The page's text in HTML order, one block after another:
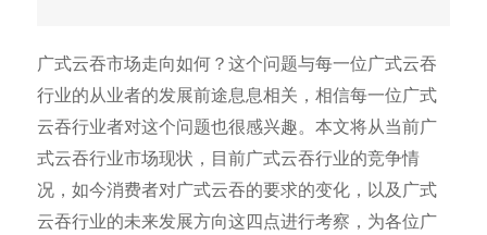
广式云吞市场走向如何？这个问题与每一位广式云吞
行业的从业者的发展前途息息相关，相信每一位广式
云吞行业者对这个问题也很感兴趣。本文将从当前广
式云吞行业市场现状，目前广式云吞行业的竞争情
况，如今消费者对广式云吞的要求的变化，以及广式
云吞行业的未来发展方向这四点进行考察，为各位广